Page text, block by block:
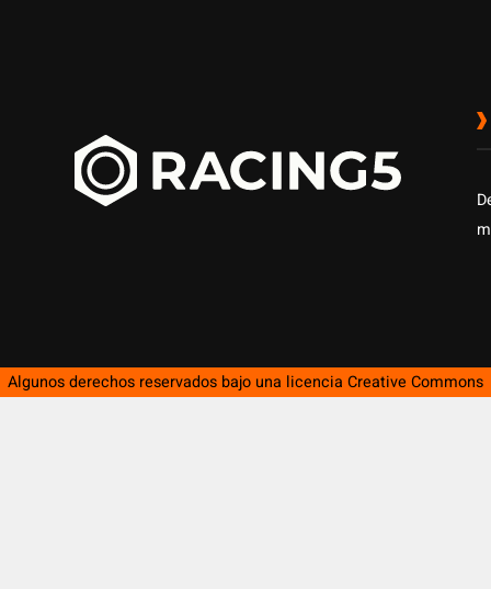
Algunos derechos reservados bajo una licencia Creative Commons